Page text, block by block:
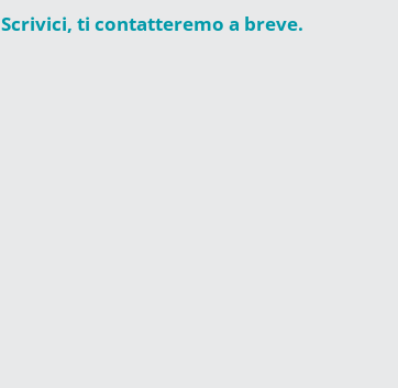
Scrivici, ti contatteremo a breve.